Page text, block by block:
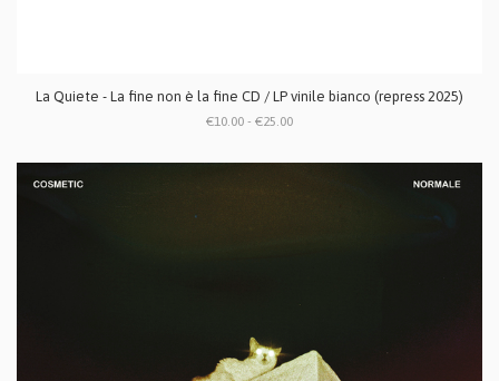
La Quiete - La fine non è la fine CD / LP vinile bianco (repress 2025)
€10.00 - €25.00